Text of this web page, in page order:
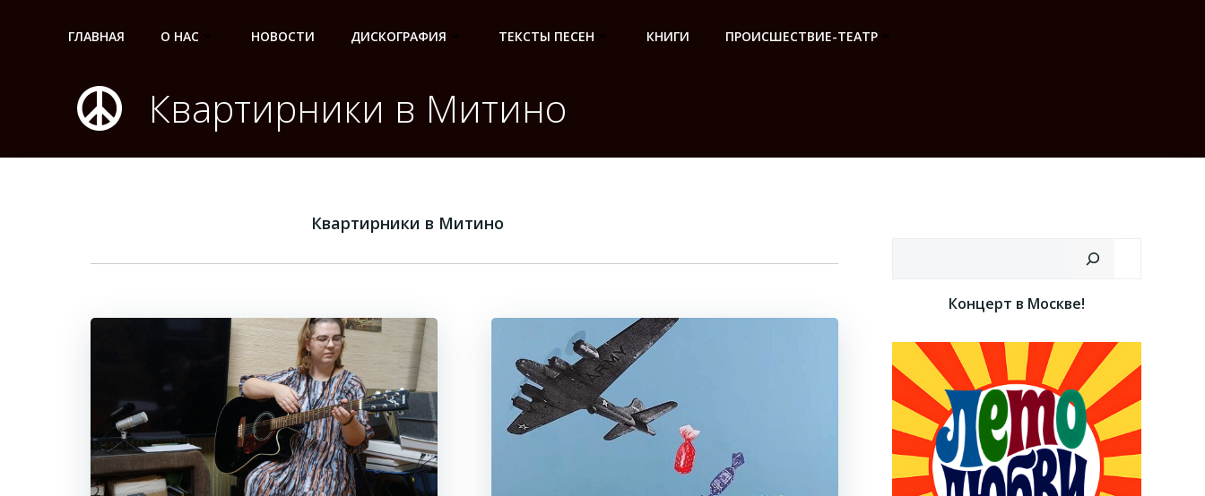
ГЛАВНАЯ О НАС НОВОСТИ ДИСКОГРАФИЯ ТЕКСТЫ ПЕСЕН КНИГИ ПРОИСШЕСТВИЕ-ТЕАТР
Квартирники в Митино
Квартирники в Митино
Концерт в Москве!